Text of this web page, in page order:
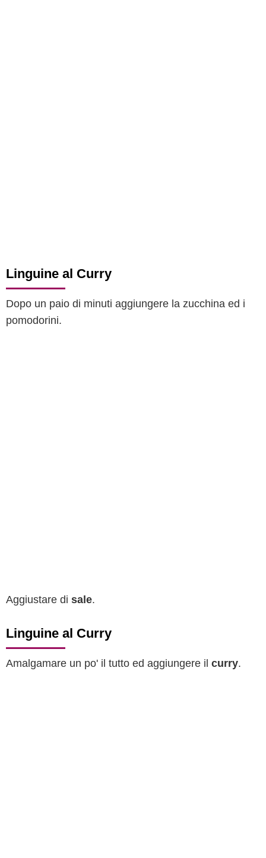
Linguine al Curry
Dopo un paio di minuti aggiungere la zucchina ed i
pomodorini.
Aggiustare di sale.
Linguine al Curry
Amalgamare un po' il tutto ed aggiungere il curry.